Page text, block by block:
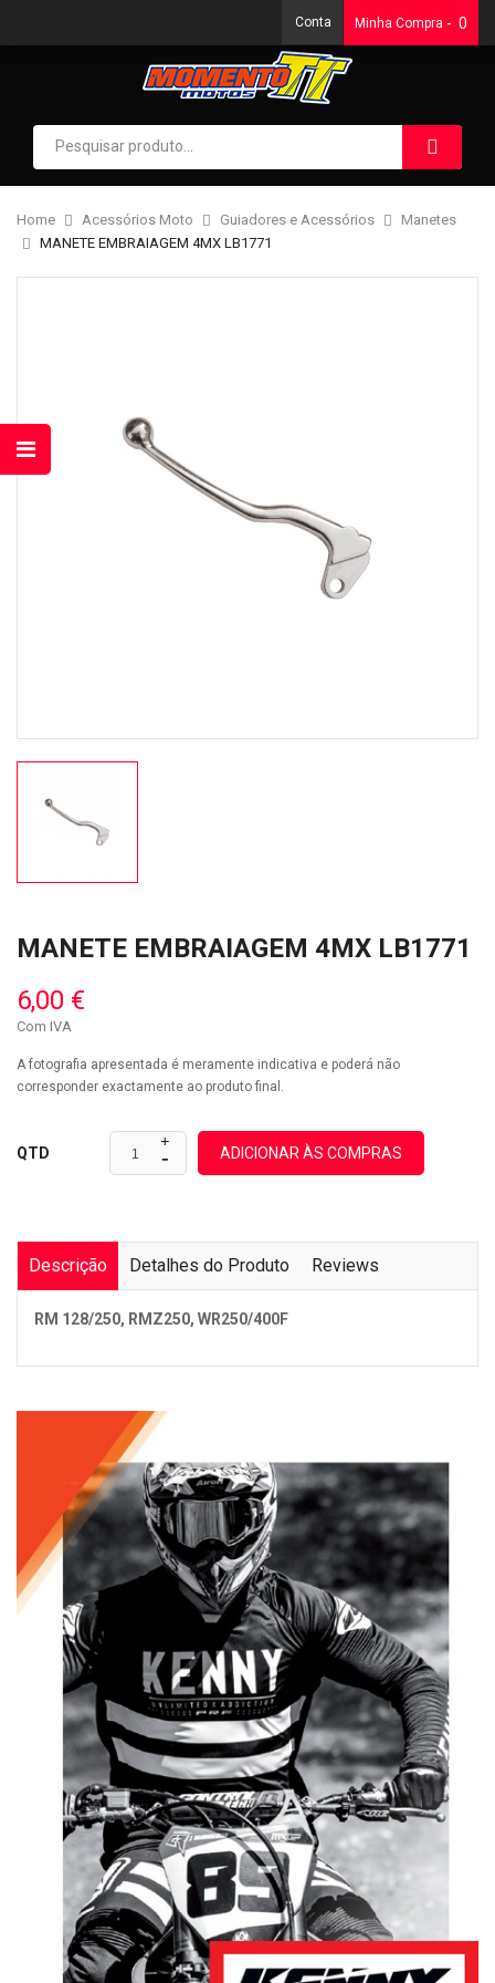
0
Minha Compra
Conta
Home Acessórios Moto Guiadores e Acessórios
Manetes
MANETE EMBRAIAGEM 4MX LB1771
MANETE EMBRAIAGEM 4MX LB1771
6,00 €
Com IVA
A fotografia apresentada é meramente indicativa e poderá não
corresponder exactamente ao produto final.
QTD ADICIONAR ÀS COMPRAS
Descrição Detalhes do Produto Reviews
RM 128/250, RMZ250, WR250/400F